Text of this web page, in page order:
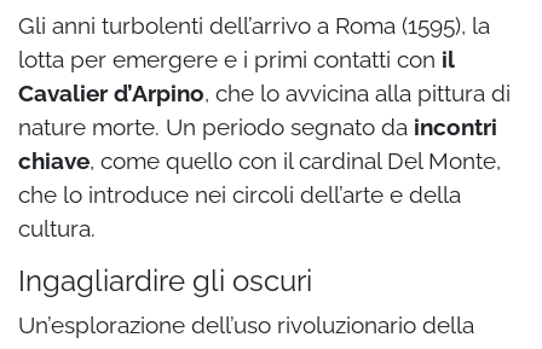
Gli anni turbolenti dell’arrivo a Roma (1595), la
lotta per emergere e i primi contatti con il
Cavalier d’Arpino, che lo avvicina alla pittura di
nature morte. Un periodo segnato da incontri
chiave, come quello con il cardinal Del Monte,
che lo introduce nei circoli dell’arte e della
cultura.
Ingagliardire gli oscuri
Un’esplorazione dell’uso rivoluzionario della